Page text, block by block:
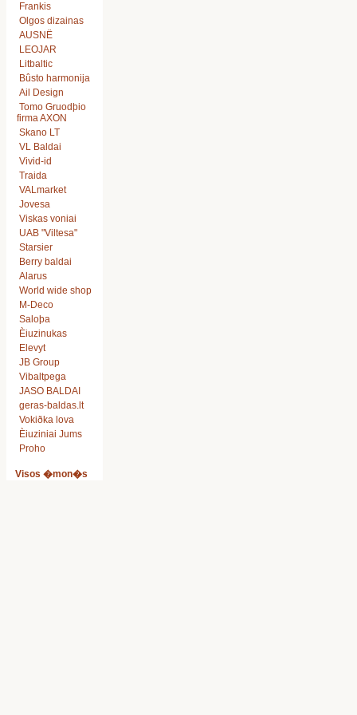
Frankis
Olgos dizainas
AUSNË
LEOJAR
Litbaltic
Bûsto harmonija
Ail Design
Tomo Gruodþio
firma AXON
Skano LT
VL Baldai
Vivid-id
Traida
VALmarket
Jovesa
Viskas voniai
UAB "Viltesa"
Starsier
Berry baldai
Alarus
World wide shop
M-Deco
Saloþa
Èiuzinukas
Elevyt
JB Group
Vibaltpega
JASO BALDAI
geras-baldas.lt
Vokiðka lova
Èiuziniai Jums
Proho
Visos �mon�s